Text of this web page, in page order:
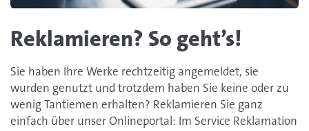
Reklamieren? So geht’s!
Sie haben Ihre Werke rechtzeitig angemeldet, sie
wurden genutzt und trotzdem haben Sie keine oder zu
wenig Tantiemen erhalten? Reklamieren Sie ganz
einfach über unser Onlineportal: Im Service Reklamation